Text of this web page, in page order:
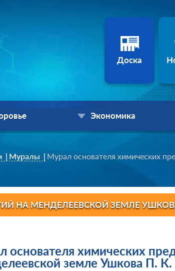
Доска
Экономика
Муралы
Мурал основателя химических
НА МЕНДЕЛЕЕВСКОЙ ЗЕМЛЕ
основателя химических
земле Ушкова П. К.